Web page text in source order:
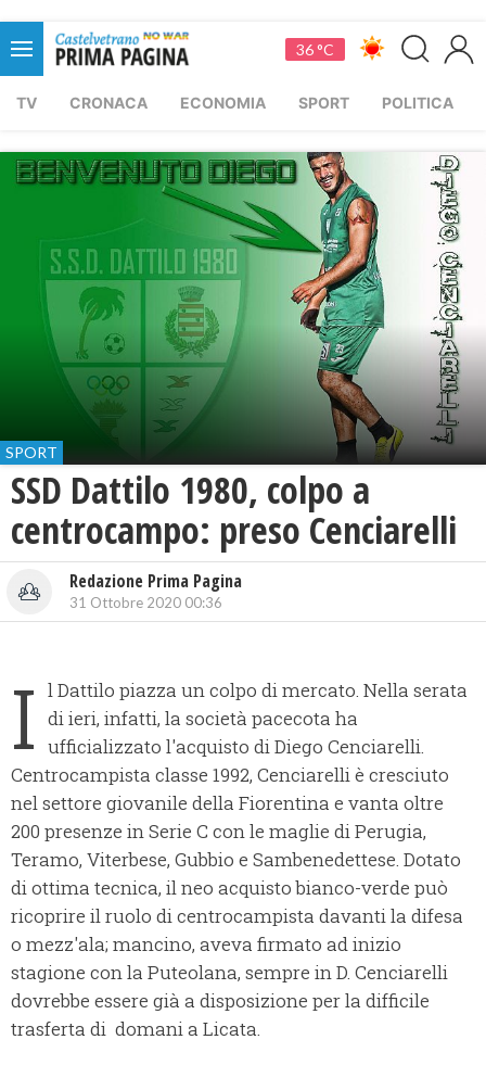
36 °C
TV CRONACA ECONOMIA SPORT POLITICA
SPORT
SSD Dattilo 1980, colpo a
centrocampo: preso Cenciarelli
Redazione Prima Pagina
31 Ottobre 2020 00:36
I l Dattilo piazza un colpo di mercato. Nella serata
di ieri, infatti, la società pacecota ha
ufficializzato l'acquisto di Diego Cenciarelli.
Centrocampista classe 1992, Cenciarelli è cresciuto
nel settore giovanile della Fiorentina e vanta oltre
200 presenze in Serie C con le maglie di Perugia,
Teramo, Viterbese, Gubbio e Sambenedettese. Dotato
di ottima tecnica, il neo acquisto bianco-verde può
ricoprire il ruolo di centrocampista davanti la difesa
o mezz'ala; mancino, aveva firmato ad inizio
stagione con la Puteolana, sempre in D. Cenciarelli
dovrebbe essere già a disposizione per la difficile
trasferta di domani a Licata.